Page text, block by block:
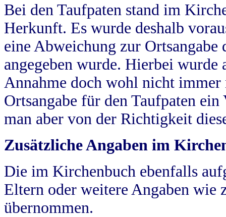
Bei den Taufpaten stand im
Herkunft. Es wurde deshalb
eine Abweichung zur
angegeben wurde. Hierbei wurde
Annahme doch wohl nicht
Ortsangabe für den Taufpaten
man aber von der Richtigkeit
Zusätzliche Angaben im
Die im Kirchenbuch ebenfalls
Eltern oder weitere Angaben wie
übernommen.